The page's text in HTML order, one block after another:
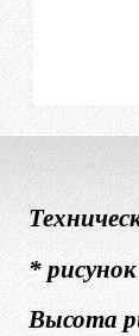
*
Высота